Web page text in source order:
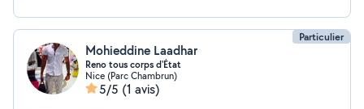
Particulier
Mohieddine Laadhar
Reno tous corps d'État
Nice (Parc Chambrun)
5/5 (1 avis)